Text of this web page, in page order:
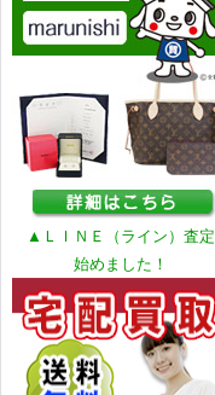
▲ＬＩＮＥ（ライン）査定
始めました！